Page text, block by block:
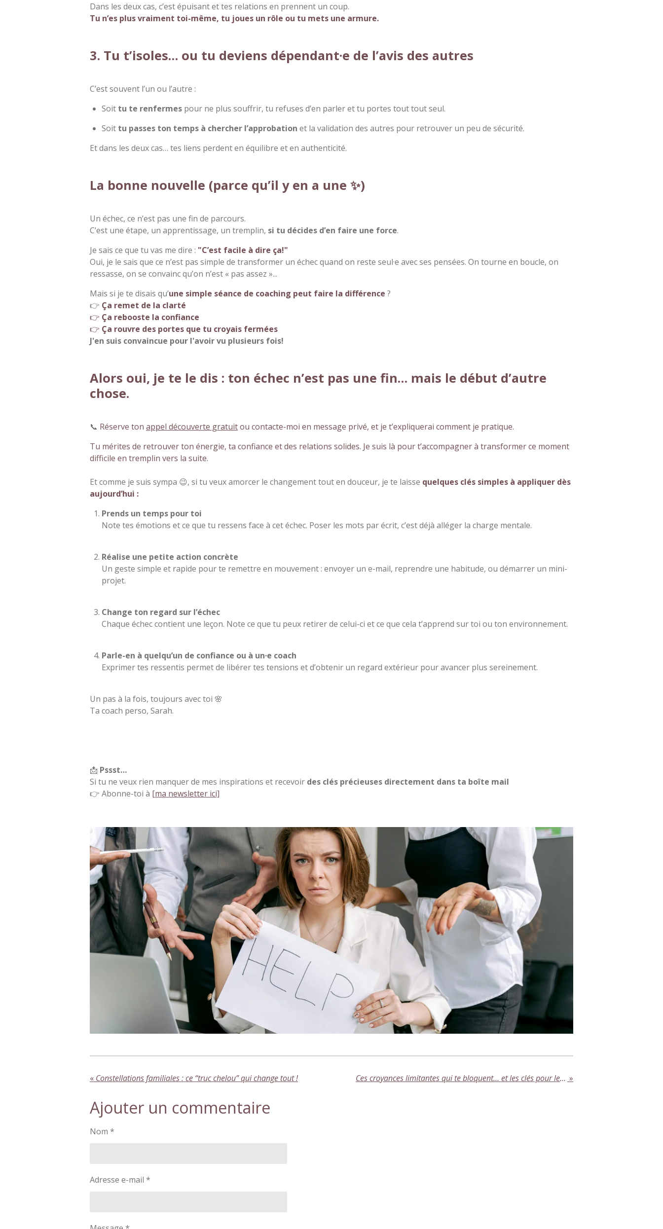
Dans les deux cas, c’est épuisant et tes relations en prennent un coup.
Tu n’es plus vraiment toi-même, tu joues un rôle ou tu mets une armure.
3. Tu t’isoles… ou tu deviens dépendant·e de l’avis des autres
C’est souvent l’un ou l’autre :
Soit tu te renfermes pour ne plus souffrir, tu refuses d’en parler et tu portes tout tout seul.
Soit tu passes ton temps à chercher l’approbation et la validation des autres pour retrouver un peu de sécurité.
Et dans les deux cas… tes liens perdent en équilibre et en authenticité.
La bonne nouvelle (parce qu’il y en a une ✨)
Un échec, ce n’est pas une fin de parcours.
C’est une étape, un apprentissage, un tremplin, si tu décides d’en faire une force.
Je sais ce que tu vas me dire : "C’est facile à dire ça!"
Oui, je le sais que ce n’est pas simple de transformer un échec quand on reste seul·e avec ses pensées. On tourne en boucle, on
ressasse, on se convainc qu’on n’est « pas assez »...
Mais si je te disais qu’une simple séance de coaching peut faire la différence ?
👉 Ça remet de la clarté
👉 Ça rebooste la confiance
👉 Ça rouvre des portes que tu croyais fermées
J'en suis convaincue pour l'avoir vu plusieurs fois!
Alors oui, je te le dis : ton échec n’est pas une fin… mais le début d’autre
chose.
📞 Réserve ton appel découverte gratuitou contacte-moi en message privé, et je t’expliquerai comment je pratique.
Tu mérites de retrouver ton énergie, ta confiance et des relations solides. Je suis là pour t’accompagner à transformer ce moment
difficile en tremplin vers la suite.
Et comme je suis sympa 😉, si tu veux amorcer le changement tout en douceur, je te laisse quelques clés simples à appliquer dès
aujourd’hui :
Prends un temps pour toi
Note tes émotions et ce que tu ressens face à cet échec. Poser les mots par écrit, c’est déjà alléger la charge mentale.
Réalise une petite action concrète
Un geste simple et rapide pour te remettre en mouvement : envoyer un e-mail, reprendre une habitude, ou démarrer un mini-
projet.
Change ton regard sur l’échec
Chaque échec contient une leçon. Note ce que tu peux retirer de celui-ci et ce que cela t’apprend sur toi ou ton environnement.
Parle-en à quelqu’un de confiance ou à un·e coach
Exprimer tes ressentis permet de libérer tes tensions et d’obtenir un regard extérieur pour avancer plus sereinement.
Un pas à la fois, toujours avec toi 🌸
Ta coach perso, Sarah.
📩 Pssst…
Si tu ne veux rien manquer de mes inspirations et recevoir des clés précieuses directement dans ta boîte mail
👉 Abonne-toi à [ma newsletter ici]
« Constellations familiales : ce “truc chelou” qui change tout ! Ces croyances limitantes qui te bloquent… et les clés pour les dépasser »
Ajouter un commentaire
Nom *
Adresse e-mail *